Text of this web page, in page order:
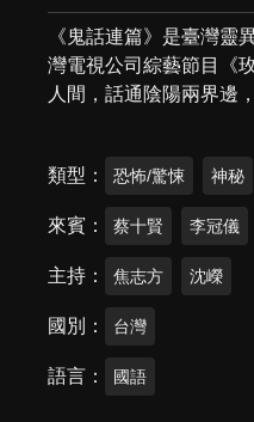
《鬼話連篇》是臺灣
灣電視公司綜藝節目《
人間，話通陰陽兩界邊
類型 恐怖/驚悚 神秘
來賓 蔡十賢 李冠儀
主持 焦志方 沈嶸
國別 台灣
語言 國語